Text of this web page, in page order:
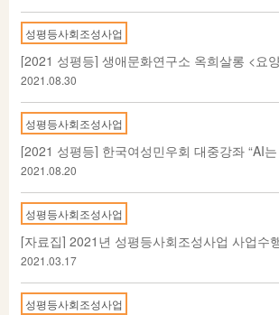
성평등사회조성사업
2021.08.30
성평등사회조성사업
2021.08.20
성평등사회조성사업
[자료집] 2021년 성평등사회조성사업 사업수
2021.03.17
성평등사회조성사업